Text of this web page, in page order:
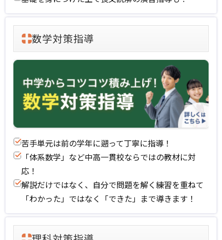
数学対策指導
苦手単元は前の学年に遡って丁寧に指導！
「体系数学」など中高一貫校ならではの教材に対
応！
解説だけではなく、自分で問題を解く練習を重ねて
「わかった」ではなく「できた」まで導きます！